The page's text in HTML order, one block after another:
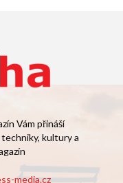
Vám přináší
kultury a
media.cz